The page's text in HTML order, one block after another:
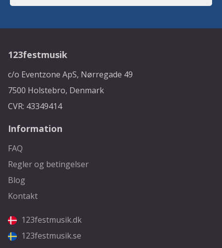
123festmusik
c/o Eventzone ApS, Nørregade 49
7500 Holstebro, Denmark
CVR: 43349414
Information
FAQ
Regler og betingelser
Blog
Kontakt
123festmusik.dk
123festmusik.se